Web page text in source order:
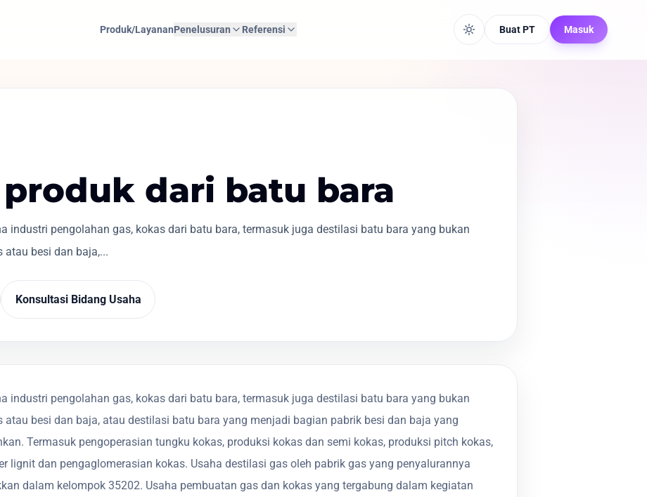
Produk/LayananPenelusuran Referensi Buat PT Masuk
dari batu bara
industri pengolahan gas, kokas dari batu bara, termasuk juga destilasi batu bara yang bukan
besi dan baja,...
Konsultasi Bidang Usaha
industri pengolahan gas, kokas dari batu bara, termasuk juga destilasi batu bara yang bukan
atau besi dan baja, atau destilasi batu bara yang menjadi bagian pabrik besi dan baja yang
Termasuk pengoperasian tungku kokas, produksi kokas dan semi kokas, produksi pitch kokas,
lignit dan pengaglomerasian kokas. Usaha destilasi gas oleh pabrik gas yang penyalurannya
dalam kelompok 35202. Usaha pembuatan gas dan kokas yang tergabung dalam kegiatan